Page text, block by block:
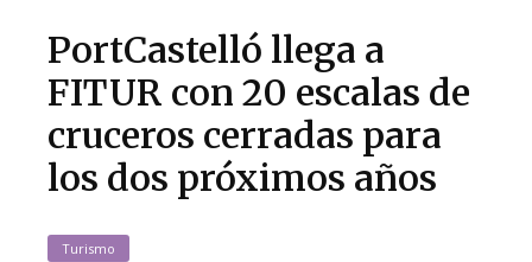
PortCastelló llega a
FITUR con 20 escalas de
cruceros cerradas para
los dos próximos años
Turismo